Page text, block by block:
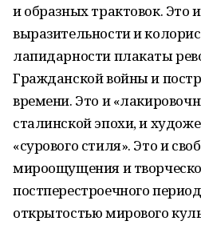
и образных трактовок. Это
выразительности и
лапидарности плакаты
Гражданской войны и
времени. Это и
сталинской эпохи, и
«сурового стиля». Это и
мироощущения и
постперестроечного
открытостью мирового